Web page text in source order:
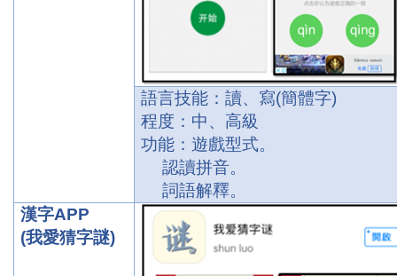
語言技能：讀、寫(簡體字)
程度：中、高級
功能：遊戲型式。
認讀拼音。
詞語解釋。
漢字APP
(我愛猜字謎)